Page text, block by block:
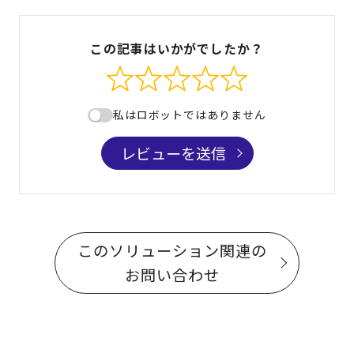
この記事はいかがでしたか？
私はロボットではありません
レビューを送信
このソリューション関連の
お問い合わせ